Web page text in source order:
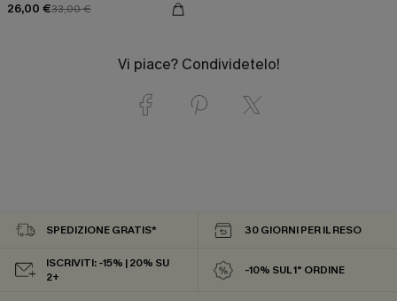
26,00 €33,00 €
Vi piace? Condividetelo!
SPEDIZIONE GRATIS* 30 GIORNI PER IL RESO
ISCRIVITI: -15% | 20% SU
2+
-10% SUL 1° ORDINE